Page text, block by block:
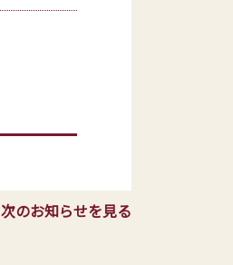
次のお知らせを見る